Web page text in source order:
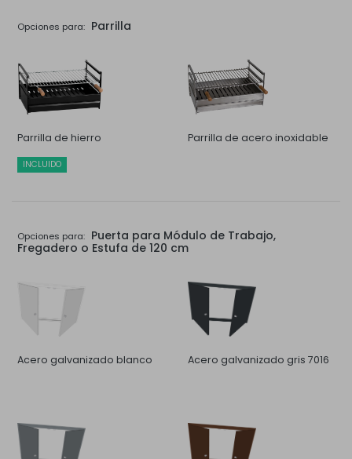
Opciones para: Parrilla
Parrilla de hierro
INCLUIDO
Parrilla de acero inoxidable
Opciones para: Puerta para Módulo de Trabajo,
Fregadero o Estufa de 120 cm
Acero galvanizado blanco Acero galvanizado gris 7016